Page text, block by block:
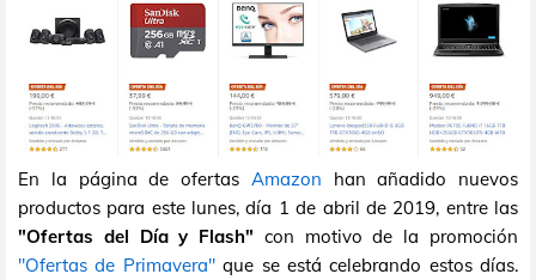
En la página de ofertas Amazon han añadido nuevos
productos para este lunes, día 1 de abril de 2019, entre las
"Ofertas del Día y Flash" con motivo de la promoción
"Ofertas de Primavera"que se está celebrando estos días.